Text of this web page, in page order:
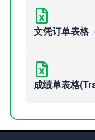
文凭订单表格
成绩单表格